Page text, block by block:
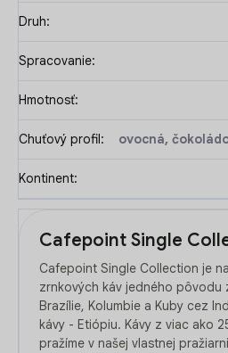
Druh:
Spracovanie:
Hmotnosť:
Chuťový profil : ovocná,
Kontinent:
Cafepoint Single
Cafepoint Single Collection je
zrnkových káv jedného pôvodu
Brazílie, Kolumbie a Kuby cez
kávy - Etiópiu. Kávy z viac ako
pražíme v našej vlastnej